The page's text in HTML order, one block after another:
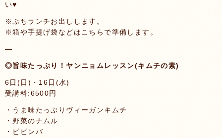
い♥️
※ぷちランチお出しします。
※箱や手提げ袋などはこちらで準備します。
—
◎旨味たっぷり！ヤンニョムレッスン(キムチの素)
6日(日)・16日(水)
受講料:6500円
・うま味たっぷりヴィーガンキムチ
・野菜のナムル
・ビビンバ